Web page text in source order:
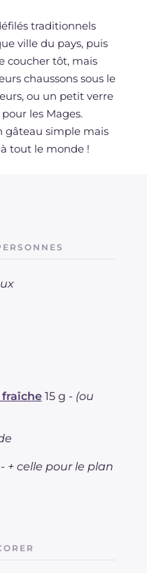
traditionnels
ville du pays, puis
coucher tôt, mais
chaussons sous le
ou un petit verre
les Mages.
gâteau simple mais
tout le monde !
15 g - (ou
+ celle pour le plan